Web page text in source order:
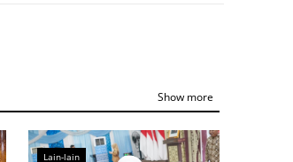
Show more
Lain-lain